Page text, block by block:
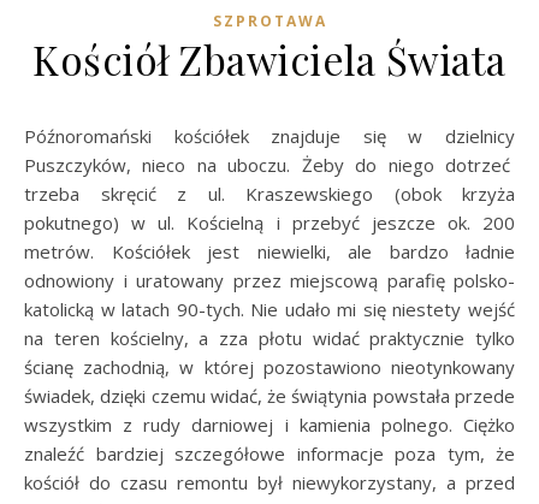
SZPROTAWA
Kościół Zbawiciela Świata
Późnoromański kościółek znajduje się w dzielnicy
Puszczyków, nieco na uboczu. Żeby do niego dotrzeć
trzeba skręcić z ul. Kraszewskiego (obok krzyża
pokutnego) w ul. Kościelną i przebyć jeszcze ok. 200
metrów. Kościółek jest niewielki, ale bardzo ładnie
odnowiony i uratowany przez miejscową parafię polsko-
katolicką w latach 90-tych. Nie udało mi się niestety wejść
na teren kościelny, a zza płotu widać praktycznie tylko
ścianę zachodnią, w której pozostawiono nieotynkowany
świadek, dzięki czemu widać, że świątynia powstała przede
wszystkim z rudy darniowej i kamienia polnego. Ciężko
znaleźć bardziej szczegółowe informacje poza tym, że
kościół do czasu remontu był niewykorzystany, a przed